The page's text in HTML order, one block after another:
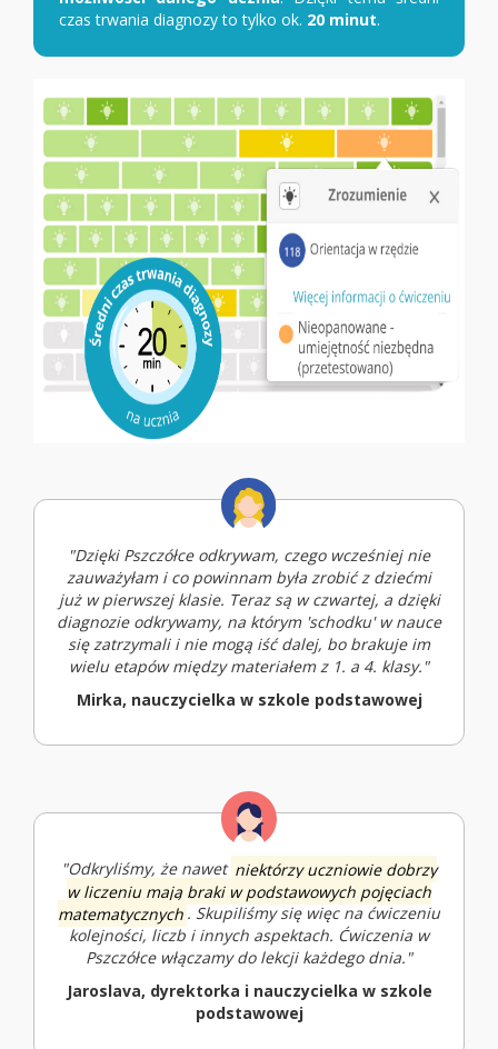
czas trwania diagnozy to tylko ok. 20 minut.
"Dzięki Pszczółce odkrywam, czego wcześniej nie
zauważyłam i co powinnam była zrobić z dziećmi
już w pierwszej klasie. Teraz są w czwartej, a dzięki
diagnozie odkrywamy, na którym 'schodku' w nauce
się zatrzymali i nie mogą iść dalej, bo brakuje im
wielu etapów między materiałem z 1. a 4. klasy."
Mirka, nauczycielka w szkole podstawowej
"Odkryliśmy, że nawet niektórzy uczniowie dobrzy
w liczeniu mają braki w podstawowych pojęciach
matematycznych . Skupiliśmy się więc na ćwiczeniu
kolejności, liczb i innych aspektach. Ćwiczenia w
Pszczółce włączamy do lekcji każdego dnia."
Jaroslava, dyrektorka i nauczycielka w szkole
podstawowej